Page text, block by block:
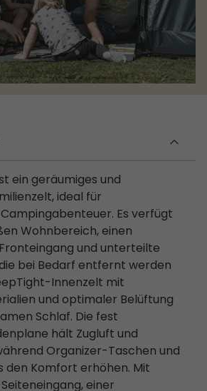
ein geräumiges und
ideal für
Es verfügt
Wohnbereich, einen
und unterteilte
bei Bedarf entfernt werden
Innenzelt mit
und optimaler Belüftung
Schlaf. Die fest
hält Zugluft und
Organizer-Taschen und
den Komfort erhöhen. Mit
einer